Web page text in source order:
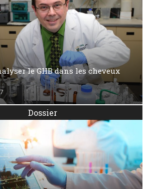
le GHB dans les cheveux
Dossier